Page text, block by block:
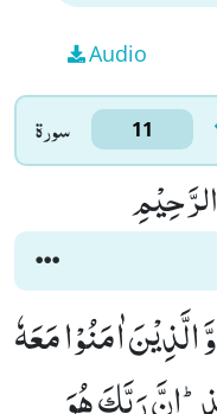
Audio
سورۃ 11
الَّذِیْنَ اٰمَنُوْا مَعَهٗ
اِنَّ رَبَّكَ هُوَ